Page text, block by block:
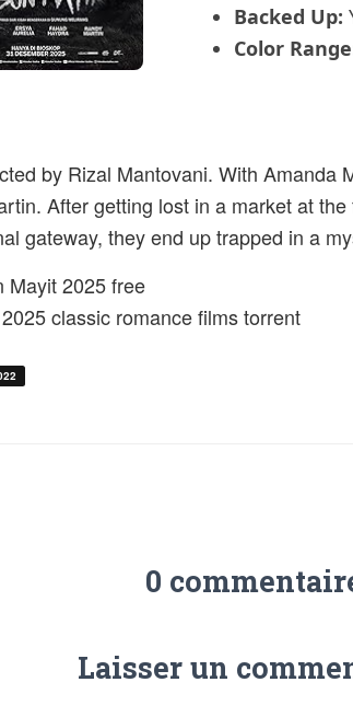
Backed Up:
Color
by Rizal Mantovani. With Amanda
After getting lost in a market at
gateway, they end up trapped in a
Mayit 2025 free
classic romance films torrent
0
Laisser un